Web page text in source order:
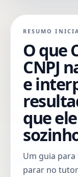
RESUMO
O que
CNPJ
e
que
Um guia para
parar no